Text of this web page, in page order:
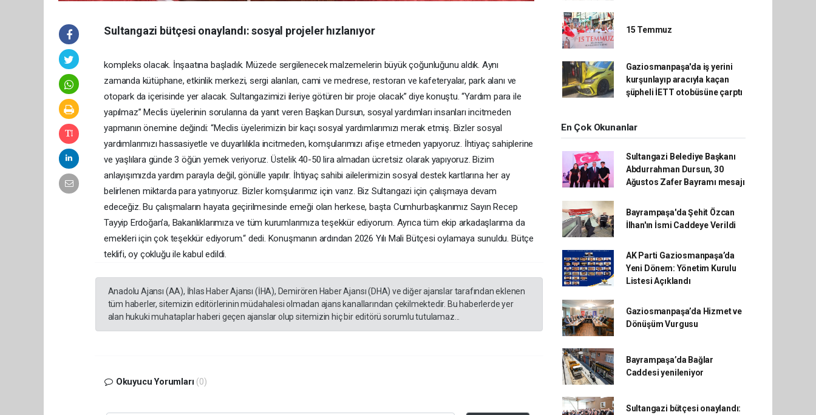
Sultangazi bütçesi onaylandı: sosyal projeler hızlanıyor
kompleks olacak. İnşaatına başladık. Müzede sergilenecek malzemelerin büyük çoğunluğunu aldık. Aynı
zamanda kütüphane, etkinlik merkezi, sergi alanları, cami ve medrese, restoran ve kafeteryalar, park alanı ve
otopark da içerisinde yer alacak. Sultangazimizi ileriye götüren bir proje olacak” diye konuştu. “Yardım para ile
yapılmaz” Meclis üyelerinin sorularına da yanıt veren Başkan Dursun, sosyal yardımları insanları incitmeden
yapmanın önemine değindi: “Meclis üyelerimizin bir kaçı sosyal yardımlarımızı merak etmiş. Bizler sosyal
yardımlarımızı hassasiyetle ve duyarlılıkla incitmeden, komşularımızı afişe etmeden yapıyoruz. İhtiyaç sahiplerine
ve yaşlılara günde 3 öğün yemek veriyoruz. Üstelik 40-50 lira almadan ücretsiz olarak yapıyoruz. Bizim
anlayışımızda yardım parayla değil, gönülle yapılır. İhtiyaç sahibi ailelerimizin sosyal destek kartlarına her ay
belirlenen miktarda para yatırıyoruz. Bizler komşularımız için varız. Biz Sultangazi için çalışmaya devam
edeceğiz. Bu çalışmaların hayata geçirilmesinde emeği olan herkese, başta Cumhurbaşkanımız Sayın Recep
Tayyip Erdoğan’a, Bakanlıklarımıza ve tüm kurumlarımıza teşekkür ediyorum. Ayrıca tüm ekip arkadaşlarıma da
emekleri için çok teşekkür ediyorum.“ dedi. Konuşmanın ardından 2026 Yılı Mali Bütçesi oylamaya sunuldu. Bütçe
teklifi, oy çokluğu ile kabul edildi.
Anadolu Ajansı (AA), İhlas Haber Ajansı (İHA), Demirören Haber Ajansı (DHA) ve diğer ajanslar tarafından eklenen
tüm haberler, sitemizin editörlerinin müdahalesi olmadan ajans kanallarından çekilmektedir. Bu haberlerde yer
alan hukuki muhataplar haberi geçen ajanslar olup sitemizin hiç bir editörü sorumlu tutulamaz...
Okuyucu Yorumları (0)
15 Temmuz
Gaziosmanpaşa'da iş yerini
kurşunlayıp aracıyla kaçan
şüpheli İETT otobüsüne çarptı
En Çok Okunanlar
Sultangazi Belediye Başkanı
Abdurrahman Dursun, 30
Ağustos Zafer Bayramı mesajı
Bayrampaşa'da Şehit Özcan
İlhan'ın İsmi Caddeye Verildi
AK Parti Gaziosmanpaşa’da
Yeni Dönem: Yönetim Kurulu
Listesi Açıklandı
Gaziosmanpaşa’da Hizmet ve
Dönüşüm Vurgusu
Bayrampaşa’da Bağlar
Caddesi yenileniyor
Sultangazi bütçesi onaylandı: